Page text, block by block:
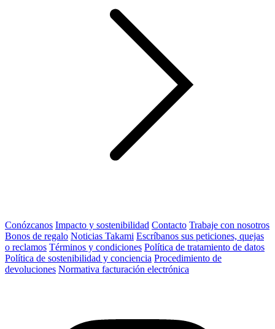
Conózcanos Impacto y sostenibilidad Contacto Trabaje con nosotros
Bonos de regalo Noticias Takami Escríbanos sus peticiones, quejas
o reclamos Términos y condiciones Política de tratamiento de datos
Política de sostenibilidad y conciencia Procedimiento de
devoluciones Normativa facturación electrónica